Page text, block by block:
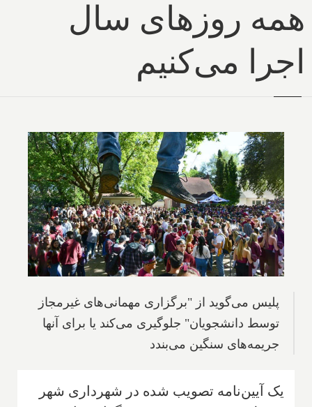
همه روزهای سال
اجرا می‌کنیم
پلیس می‌گوید از "برگزاری مهمانی‌های غیرمجاز
توسط دانشجویان" جلوگیری می‌کند یا برای آنها
جریمه‌های سنگین می‌بندد
یک آیین‌نامه تصویب شده در شهرداری شهر